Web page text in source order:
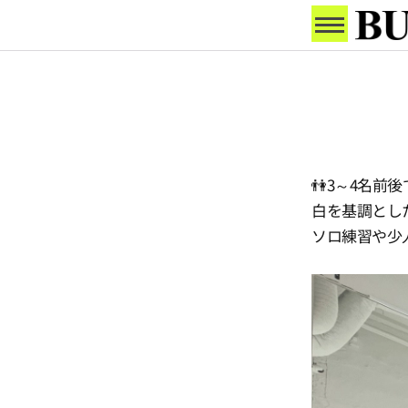
👫3～4名前
白を基調と
ソロ練習や